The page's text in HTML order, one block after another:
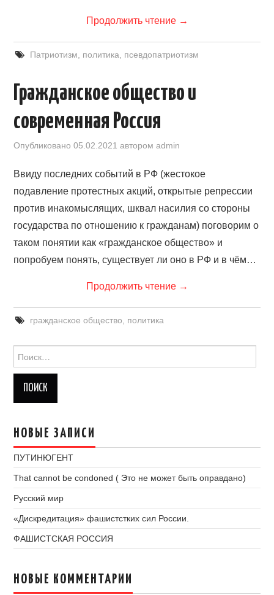
Продолжить чтение →
Патриотизм политика псевдопатриотизм
Гражданское общество и
современная Россия
Опубликовано05.02.2021 авторомadmin
Ввиду последних событий в РФ (жестокое
подавление протестных акций, открытые репрессии
против инакомыслящих, шквал насилия со стороны
государства по отношению к гражданам) поговорим о
таком понятии как «гражданское общество» и
попробуем понять, существует ли оно в РФ и в чём…
Продолжить чтение →
гражданское общество политика
НОВЫЕ ЗАПИСИ
ПУТИНЮГЕНТ
That cannot be condoned ( Это не может быть оправдано)
Русский мир
«Дискредитация» фашистстких сил России.
ФАШИСТСКАЯ РОССИЯ
НОВЫЕ КОММЕНТАРИИ